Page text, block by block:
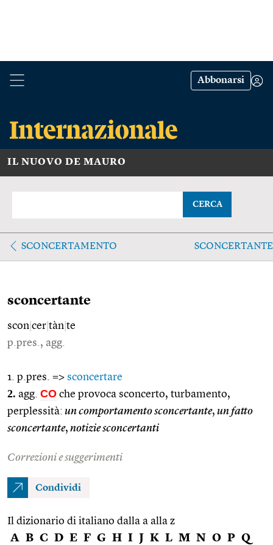
Abbonarsi
IL NUOVO DE MAURO
CERCA
SCONCERTAMENTO
sconcertante
scon cer tàn te
p.pres., agg.
1. p.pres. => sconcertare
2. agg. CO che provoca sconcerto, turbamento,
perplessità: un comportamento sconcertante, un fatto
sconcertante, notizie sconcertanti
Correzioni e suggerimenti
Condividi
Il dizionario di italiano dalla a alla z
A B C D E F G H I J K L M N O P Q